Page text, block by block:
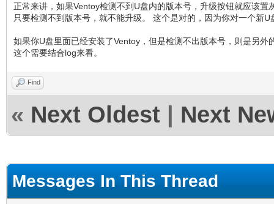
正常来讲，如果Ventoy检测不到U盘内的版本号，升级按钮就应该
只要检测不到版本号，就不能升级。 这个是对的，因为你对一个新
如果你U盘里面已经安装了Ventoy，但是检测不出版本号，则是另
这个需要结合log来看。
Find
« Next Oldest Next
Messages In This Thread